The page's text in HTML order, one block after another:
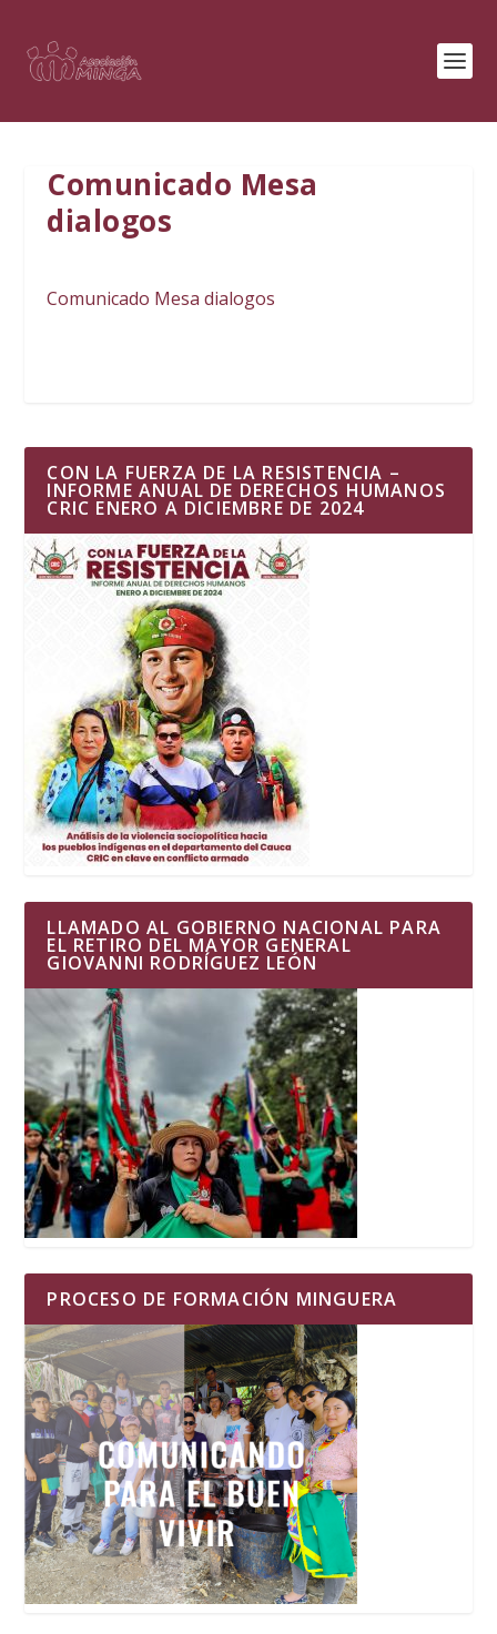
Comunicado Mesa
dialogos
Comunicado Mesa dialogos
CON LA FUERZA DE LA RESISTENCIA –
INFORME ANUAL DE DERECHOS HUMANOS
CRIC ENERO A DICIEMBRE DE 2024
LLAMADO AL GOBIERNO NACIONAL PARA
EL RETIRO DEL MAYOR GENERAL
GIOVANNI RODRÍGUEZ LEÓN
PROCESO DE FORMACIÓN MINGUERA